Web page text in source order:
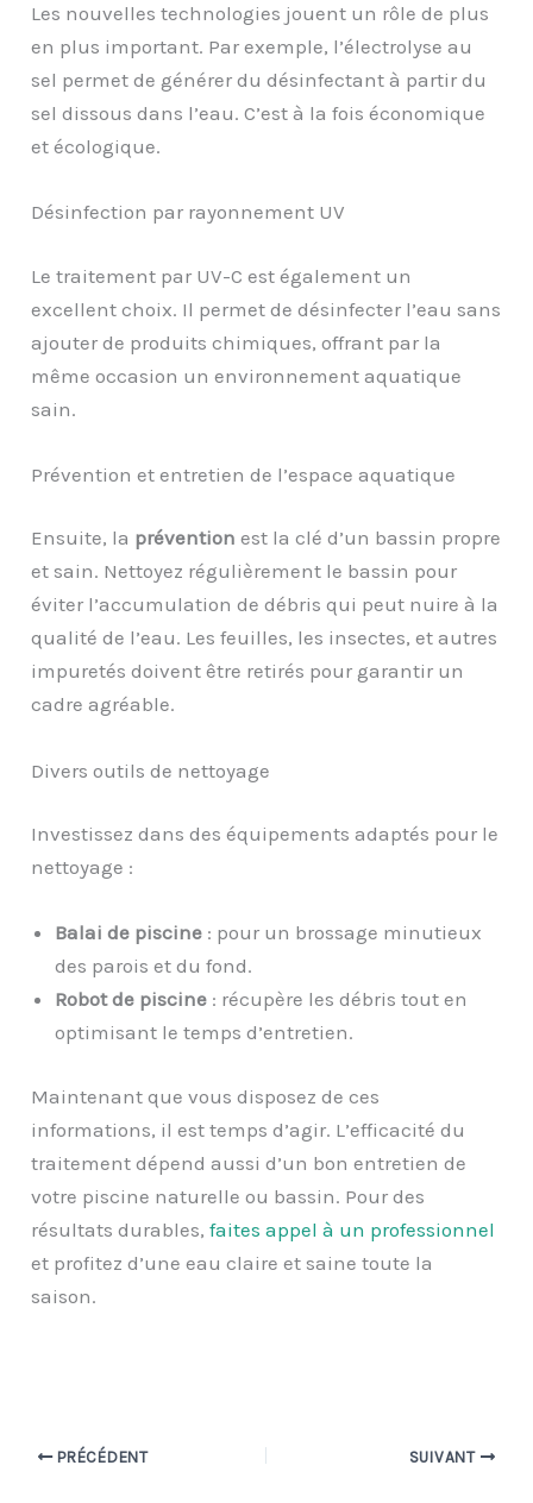
Les nouvelles technologies jouent un rôle de plus
en plus important. Par exemple, l’électrolyse au
sel permet de générer du désinfectant à partir du
sel dissous dans l’eau. C’est à la fois économique
et écologique.
Désinfection par rayonnement UV
Le traitement par UV-C est également un
excellent choix. Il permet de désinfecter l’eau sans
ajouter de produits chimiques, offrant par la
même occasion un environnement aquatique
sain.
Prévention et entretien de l’espace aquatique
Ensuite, la prévention est la clé d’un bassin propre
et sain. Nettoyez régulièrement le bassin pour
éviter l’accumulation de débris qui peut nuire à la
qualité de l’eau. Les feuilles, les insectes, et autres
impuretés doivent être retirés pour garantir un
cadre agréable.
Divers outils de nettoyage
Investissez dans des équipements adaptés pour le
nettoyage :
Balai de piscine : pour un brossage minutieux
des parois et du fond.
Robot de piscine : récupère les débris tout en
optimisant le temps d’entretien.
Maintenant que vous disposez de ces
informations, il est temps d’agir. L’efficacité du
traitement dépend aussi d’un bon entretien de
votre piscine naturelle ou bassin. Pour des
résultats durables,faites appel à un professionnel
et profitez d’une eau claire et saine toute la
saison.
PRÉCÉDENT SUIVANT